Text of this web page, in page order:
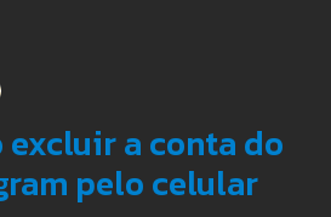
excluir a conta do
pelo celular